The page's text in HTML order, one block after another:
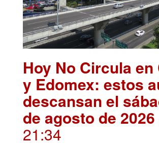
Hoy No Circula en
y Edomex: estos
descansan el
de agosto de 2026
21:34